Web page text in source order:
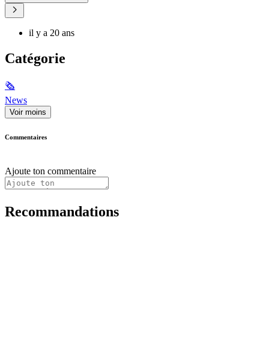
il y a 20 ans
Catégorie
🗞
News
Voir moins
Commentaires
Ajoute ton commentaire
Recommandations